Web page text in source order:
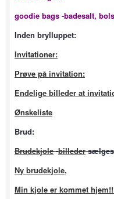
goodie bags -badesalt,
Inden brylluppet:
Invitationer:
Prøve på invitation:
Endelige billeder at
Ønskeliste
Brud:
Brudekjole-billeder
Ny brudekjole,
Min kjole er kommet